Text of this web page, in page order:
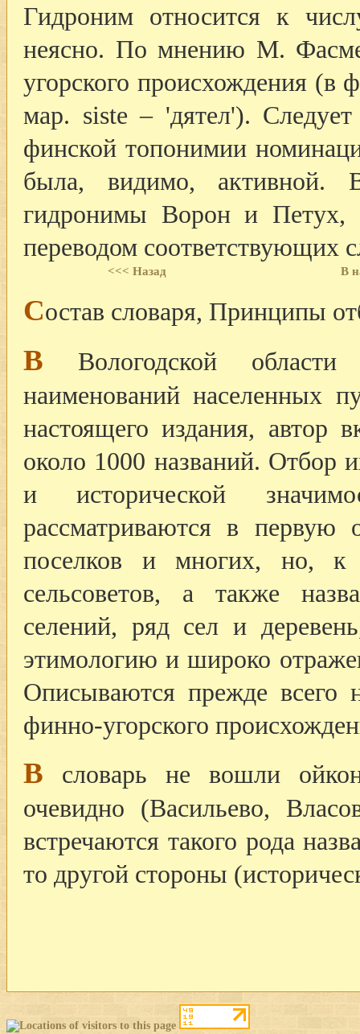
Гидроним относится к
неясно. По мнению М.
угорского происхождения (в
мар. siste – 'дятел').
финской топонимии
была, видимо, активной.
гидронимы Ворон и Петух,
переводом соответствующих
<<< Назад В
Состав словаря, Принципы
В Вологодской области
наименований населенных
настоящего издания, автор
около 1000 названий. Отбор
и исторической
рассматриваются в первую
поселков и многих, но, к
сельсоветов, а также
селений, ряд сел и
этимологию и широко
Описываются прежде всего
финно-угорского
В словарь не вошли
очевидно (Васильево,
встречаются такого рода
то другой стороны